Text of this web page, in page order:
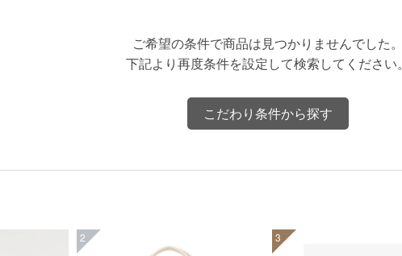
ご希望の条件で商品は見つかりませんでした。
下記より再度条件を設定して検索してください。
こだわり条件から探す
2 3